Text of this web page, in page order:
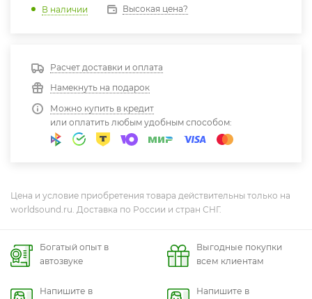
В наличии Высокая цена?
Расчет доставки и оплата
Намекнуть на подарок
Можно купить в кредит
или оплатить любым удобным способом:
Цена и условие приобретения товара действительны только на
worldsound.ru. Доставка по России и стран СНГ.
Богатый опыт в
автозвуке
Выгодные покупки
всем клиентам
Напишите в
Напишите в